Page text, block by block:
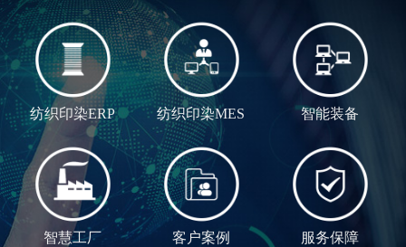
纺织印染ERP 纺织印染MES 智能装备
智慧工厂 客户案例 服务保障